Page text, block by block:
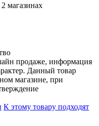
2 магазинах
продаже, информация
Данный товар
магазине, при
К этому товару подходят